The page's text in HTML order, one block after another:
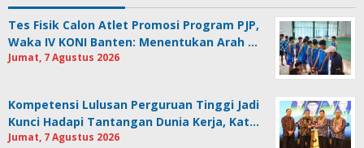
Tes Fisik Calon Atlet Promosi Program PJP,
Waka IV KONI Banten: Menentukan Arah …
Jumat, 7 Agustus 2026
Kompetensi Lulusan Perguruan Tinggi Jadi
Kunci Hadapi Tantangan Dunia Kerja, Kat…
Jumat, 7 Agustus 2026